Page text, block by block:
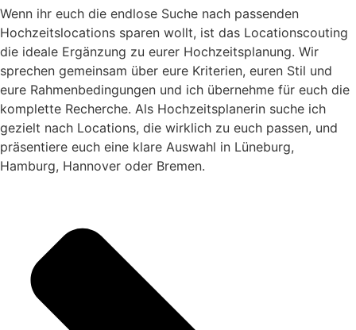
Wenn ihr euch die endlose Suche nach passenden
Hochzeitslocations sparen wollt, ist das Locationscouting
die ideale Ergänzung zu eurer Hochzeitsplanung. Wir
sprechen gemeinsam über eure Kriterien, euren Stil und
eure Rahmenbedingungen und ich übernehme für euch die
komplette Recherche. Als Hochzeitsplanerin suche ich
gezielt nach Locations, die wirklich zu euch passen, und
präsentiere euch eine klare Auswahl in Lüneburg,
Hamburg, Hannover oder Bremen.